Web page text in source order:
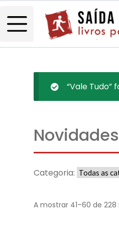
“Vale Tudo”
Novidades
Categoria:
A mostrar 41–60 de